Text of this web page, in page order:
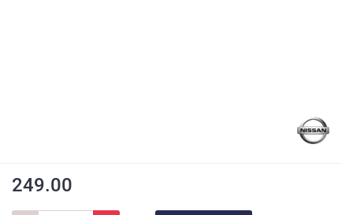
249.00